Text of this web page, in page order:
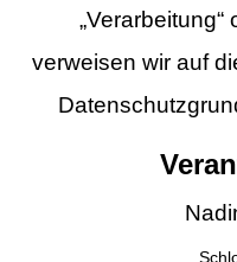
„Verarbeitung“
verweisen wir auf